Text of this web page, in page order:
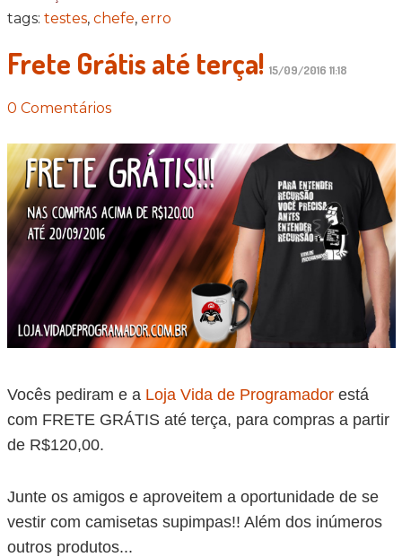
tags: testes, chefe, erro
Frete Grátis até terça! 15/09/2016 11:18
0 Comentários
Vocês pediram e a Loja Vida de Programadorestá
com FRETE GRÁTIS até terça, para compras a partir
de R$120,00.
Junte os amigos e aproveitem a oportunidade de se
vestir com camisetas supimpas!! Além dos inúmeros
outros produtos...